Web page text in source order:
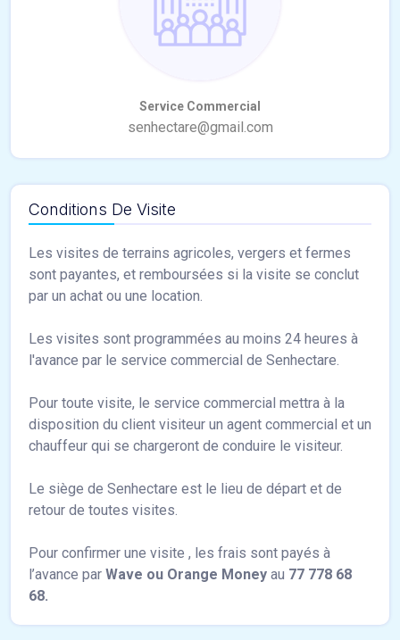
Conditions De Visite
Les visites de terrains agricoles, vergers et fermes
sont payantes, et remboursées si la visite se conclut
par un achat ou une location.
Les visites sont programmées au moins 24 heures à
l'avance par le service commercial de Senhectare.
Pour toute visite, le service commercial mettra à la
disposition du client visiteur un agent commercial et un
chauffeur qui se chargeront de conduire le visiteur.
Le siège de Senhectare est le lieu de départ et de
retour de toutes visites.
Pour confirmer une visite , les frais sont payés à
l’avance par Wave ou Orange Money au 77 778 68
68.